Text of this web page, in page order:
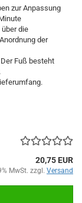
zur Anpassung
die
der
Fuß besteht
20,75 EUR
MwSt. zzgl. Versand